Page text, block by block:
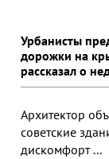
Урбанисты
дорожки на
рассказал о
Архитектор
советские
дискомфорт ...